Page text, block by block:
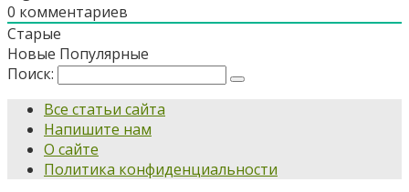
0 комментариев
Старые
Новые Популярные
Поиск:
Все статьи сайта
Напишите нам
О сайте
Политика конфиденциальности